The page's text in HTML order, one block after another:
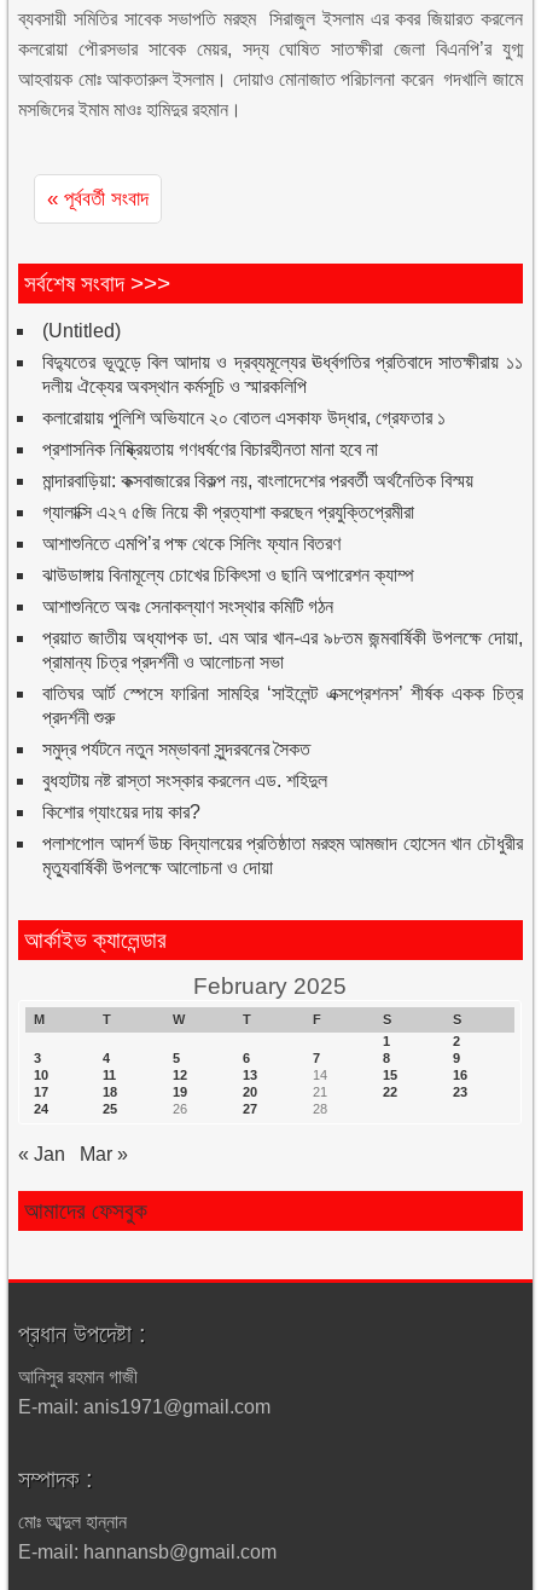
ব্যবসায়ী সমিতির সাবেক সভাপতি মরহুম সিরাজুল ইসলাম এর কবর জিয়ারত করলেন
কলরোয়া পৌরসভার সাবেক মেয়র, সদ্য ঘোষিত সাতক্ষীরা জেলা বিএনপি’র যুগ্ম
আহবায়ক মোঃ আকতারুল ইসলাম। দোয়াও মোনাজাত পরিচালনা করেন গদখালি জামে
মসজিদের ইমাম মাওঃ হামিদুর রহমান।
« পূর্ববর্তী সংবাদ
সর্বশেষ সংবাদ >>>
(Untitled)
বিদ্যুতের ভূতুড়ে বিল আদায় ও দ্রব্যমূল্যের ঊর্ধ্বগতির প্রতিবাদে সাতক্ষীরায় ১১
দলীয় ঐক্যের অবস্থান কর্মসূচি ও স্মারকলিপি
কলারোয়ায় পুলিশি অভিযানে ২০ বোতল এসকাফ উদ্ধার, গ্রেফতার ১
প্রশাসনিক নিষ্ক্রিয়তায় গণধর্ষণের বিচারহীনতা মানা হবে না
মান্দারবাড়িয়া: কক্সবাজারের বিকল্প নয়, বাংলাদেশের পরবর্তী অর্থনৈতিক বিস্ময়
গ্যালাক্সি এ২৭ ৫জি নিয়ে কী প্রত্যাশা করছেন প্রযুক্তিপ্রেমীরা
আশাশুনিতে এমপি’র পক্ষ থেকে সিলিং ফ্যান বিতরণ
ঝাউডাঙ্গায় বিনামূল্যে চোখের চিকিৎসা ও ছানি অপারেশন ক্যাম্প
আশাশুনিতে অবঃ সেনাকল্যাণ সংস্থার কমিটি গঠন
প্রয়াত জাতীয় অধ্যাপক ডা. এম আর খান-এর ৯৮তম জন্মবার্ষিকী উপলক্ষে দোয়া,
প্রামান্য চিত্র প্রদর্শনী ও আলোচনা সভা
বাতিঘর আর্ট স্পেসে ফারিনা সামহির ‘সাইলেন্ট এক্সপ্রেশনস’ শীর্ষক একক চিত্র
প্রদর্শনী শুরু
সমুদ্র পর্যটনে নতুন সম্ভাবনা সুন্দরবনের সৈকত
বুধহাটায় নষ্ট রাস্তা সংস্কার করলেন এড. শহিদুল
কিশোর গ্যাংয়ের দায় কার?
পলাশপোল আদর্শ উচ্চ বিদ্যালয়ের প্রতিষ্ঠাতা মরহুম আমজাদ হোসেন খান চৌধুরীর
মৃত্যুবার্ষিকী উপলক্ষে আলোচনা ও দোয়া
আর্কাইভ ক্যালেন্ডার
February 2025
M T W T F S
S
1
2
3
4 5 6 7 8
9
10
11 12 13 14 15
16
17
18 19 20 21 22
23
24
25 26 27 28
« Jan Mar »
আমাদের ফেসবুক
প্রধান উপদেষ্টা :
আনিসুর রহমান গাজী
E-mail: anis1971@gmail.com
সম্পাদক :
মোঃ আব্দুল হান্নান
E-mail: hannansb@gmail.com